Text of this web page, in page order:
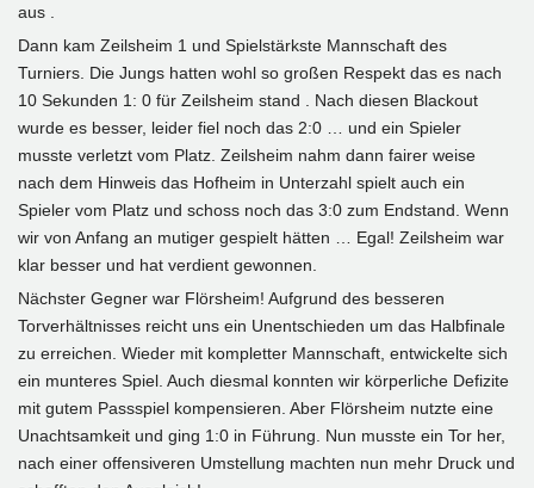
aus .
Dann kam Zeilsheim 1 und Spielstärkste Mannschaft des
Turniers. Die Jungs hatten wohl so großen Respekt das es nach
10 Sekunden 1: 0 für Zeilsheim stand . Nach diesen Blackout
wurde es besser, leider fiel noch das 2:0 … und ein Spieler
musste verletzt vom Platz. Zeilsheim nahm dann fairer weise
nach dem Hinweis das Hofheim in Unterzahl spielt auch ein
Spieler vom Platz und schoss noch das 3:0 zum Endstand. Wenn
wir von Anfang an mutiger gespielt hätten … Egal! Zeilsheim war
klar besser und hat verdient gewonnen.
Nächster Gegner war Flörsheim! Aufgrund des besseren
Torverhältnisses reicht uns ein Unentschieden um das Halbfinale
zu erreichen. Wieder mit kompletter Mannschaft, entwickelte sich
ein munteres Spiel. Auch diesmal konnten wir körperliche Defizite
mit gutem Passspiel kompensieren. Aber Flörsheim nutzte eine
Unachtsamkeit und ging 1:0 in Führung. Nun musste ein Tor her,
nach einer offensiveren Umstellung machten nun mehr Druck und